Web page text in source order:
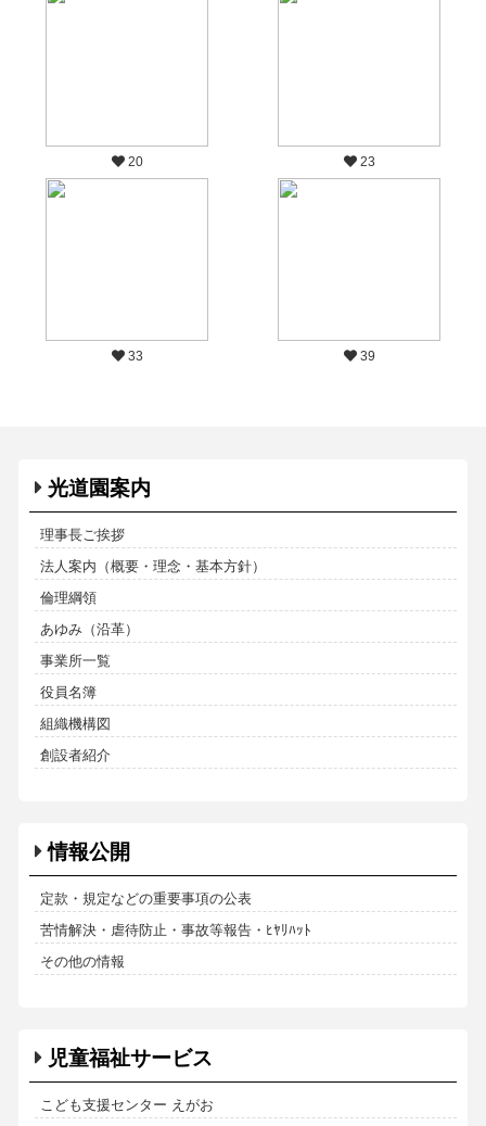
20 23
33 39
光道園案内
理事長ご挨拶
法人案内（概要・理念・基本方針）
倫理綱領
あゆみ（沿革）
事業所一覧
役員名簿
組織機構図
創設者紹介
情報公開
定款・規定などの重要事項の公表
苦情解決・虐待防止・事故等報告・ﾋﾔﾘﾊｯﾄ
その他の情報
児童福祉サービス
こども支援センター えがお